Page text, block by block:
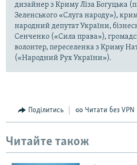
дизайнер з Криму Ліза Богуцька
Зеленського «Слуга народу»),
народний депутат України,
Сенченко («Сила права»),
волонтер, переселенка з Криму
(«Народний Рух України»).
Поділитись Читати без VPN
Читайте також